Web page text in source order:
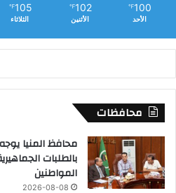
100
℉
الأحد
102
℉
الأثنين
105
℉
الثلاثاء
محافظات
محافظ المنيا
بالطلبات
المواطنين
2026-08-08